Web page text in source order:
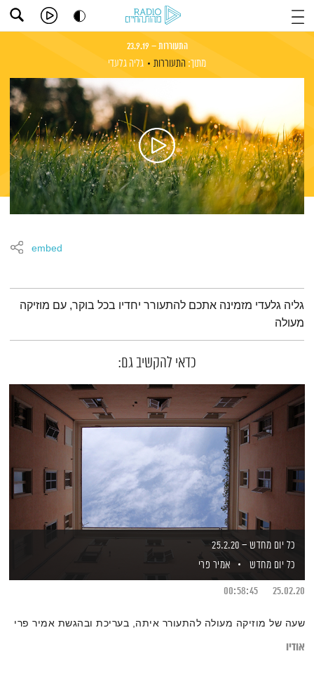
התעוררות – 23.9.19
מתוך: התעוררות גליה גלעדי
embed
תמצית הפודקאסט
גליה גלעדי מזמינה אתכם להתעורר יחדיו בכל בוקר, עם מוזיקה
מעולה
כדאי להקשיב גם:
כל יום מחדש – 25.2.20
כל יום מחדש
אמיר פרי
25.02.20
00:58:45
שעה של מוזיקה מעולה להתעורר איתה, בעריכת ובהגשת אמיר פרי
אודיו